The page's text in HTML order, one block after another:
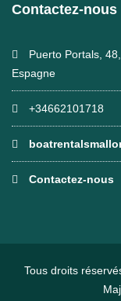
Contactez-nous
Puerto Portals,
Espagne
+34662101718
Contactez-nous
Tous droits